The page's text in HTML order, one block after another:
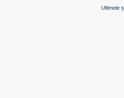
Ultimele